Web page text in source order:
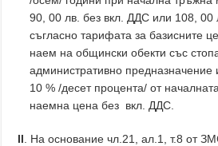
90, 00 лв. без вкл. ДДС или 108, 00
съгласно тарифата за базисните
наем на общински обекти със
административно предназначение
10 % /десет процента/ от
наемна цена без вкл. ДДС.
IІ . На основание чл.21, ал.1, т.8 от